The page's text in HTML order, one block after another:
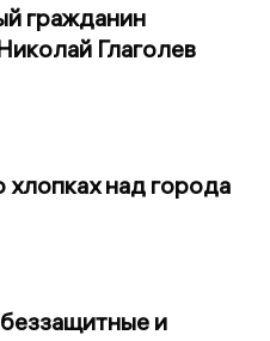
гражданин
Глаголев
над города
и